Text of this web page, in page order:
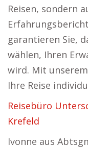
Reisen, sondern
garantieren Sie,
wählen, Ihren
wird. Mit
Ihre Reise
Reisebüro
Krefeld
Ivonne aus